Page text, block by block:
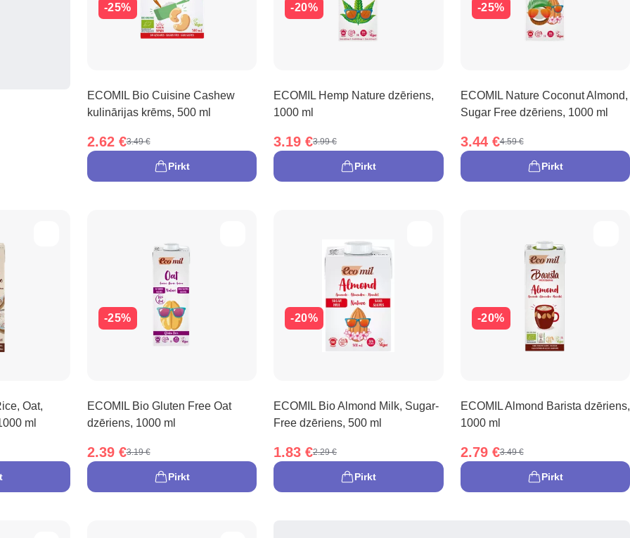
-25%
ECOMIL Bio Cuisine Cashew
kulinārijas krēms, 500 ml
2.62 €3.49 €
Pirkt
-20%
ECOMIL Hemp Nature dzēriens,
1000 ml
3.19 €3.99 €
Pirkt
-25%
ECOMIL Nature Coconut Almond,
Sugar Free dzēriens, 1000 ml
3.44 €4.59 €
Pirkt
Oat,
ml
-25%
ECOMIL Bio Gluten Free Oat
dzēriens, 1000 ml
2.39 €3.19 €
Pirkt
-20%
ECOMIL Bio Almond Milk, Sugar-
Free dzēriens, 500 ml
1.83 €2.29 €
Pirkt
-20%
ECOMIL Almond Barista dzēriens,
1000 ml
2.79 €3.49 €
Pirkt